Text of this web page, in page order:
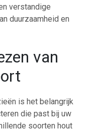
verstandige
duurzaamheid en
van
is het belangrijk
die past bij uw
soorten hout